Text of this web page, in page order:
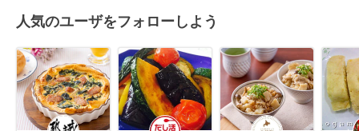
人気のユーザをフォローしよう